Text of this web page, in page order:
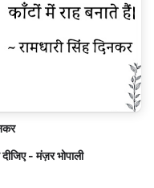
- मंज़र भोपाली